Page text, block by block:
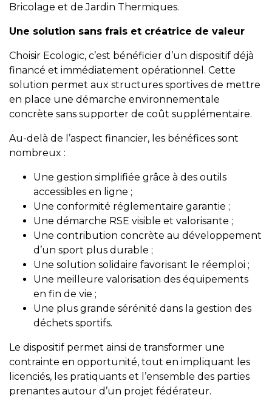
Bricolage et de Jardin Thermiques.
Une solution sans frais et créatrice de valeur
Choisir Ecologic, c’est bénéficier d’un dispositif déjà
financé et immédiatement opérationnel. Cette
solution permet aux structures sportives de mettre
en place une démarche environnementale
concrète sans supporter de coût supplémentaire.
Au-delà de l’aspect financier, les bénéfices sont
nombreux :
Une gestion simplifiée grâce à des outils
accessibles en ligne ;
Une conformité réglementaire garantie ;
Une démarche RSE visible et valorisante ;
Une contribution concrète au développement
d’un sport plus durable ;
Une solution solidaire favorisant le réemploi ;
Une meilleure valorisation des équipements
en fin de vie ;
Une plus grande sérénité dans la gestion des
déchets sportifs.
Le dispositif permet ainsi de transformer une
contrainte en opportunité, tout en impliquant les
licenciés, les pratiquants et l’ensemble des parties
prenantes autour d’un projet fédérateur.